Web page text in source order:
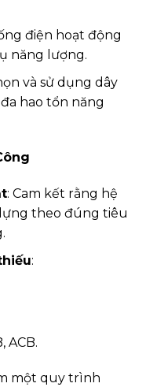
điện hoạt động
năng lượng.
và sử dụng dây
hao tổn năng
: Cam kết rằng hệ
theo đúng tiêu
:
ACB.
một quy trình